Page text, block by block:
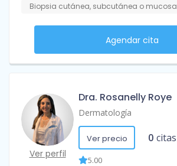
Biopsia cutánea, subcutánea o mucosa
Agendar cita
Ver perfil
Dra. Rosanelly Roye
Dermatología
Ver precio 0 citas
5.00